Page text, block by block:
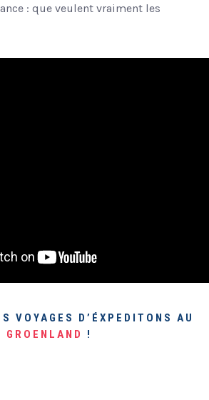
: que veulent vraiment les
VOYAGES D’ÉXPEDITONS AU
GROENLAND
!